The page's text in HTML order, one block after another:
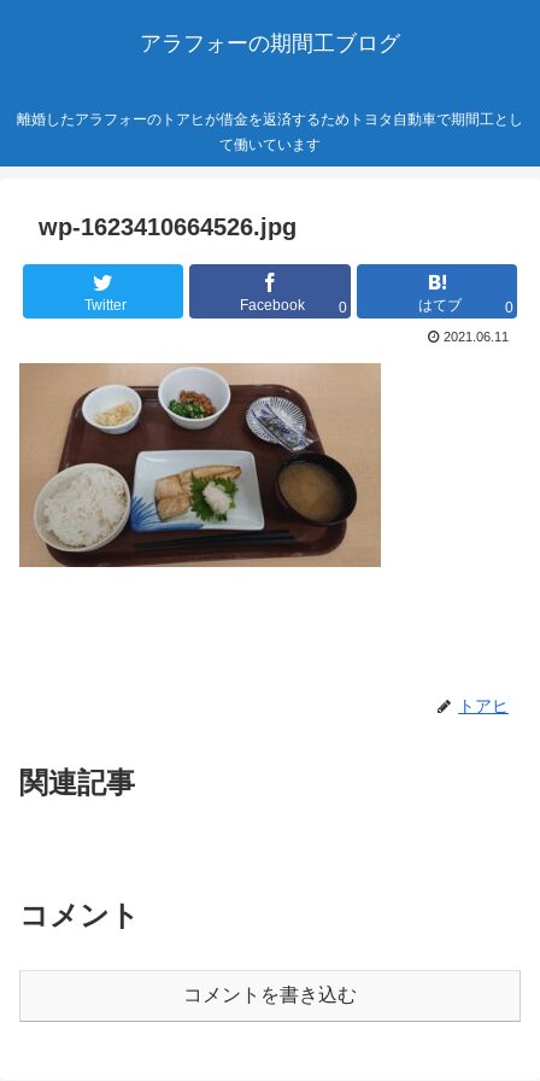
アラフォーの期間工ブログ
離婚したアラフォーのトアヒが借金を返済するためトヨタ自動車で期間工とし
て働いています
wp-1623410664526.jpg
Twitter Facebook 0 はてブ 0
2021.06.11
トアヒ
関連記事
コメント
コメントを書き込む